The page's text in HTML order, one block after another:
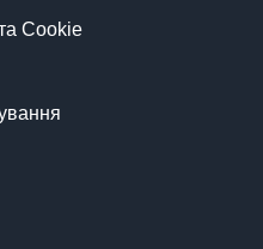
Cookie